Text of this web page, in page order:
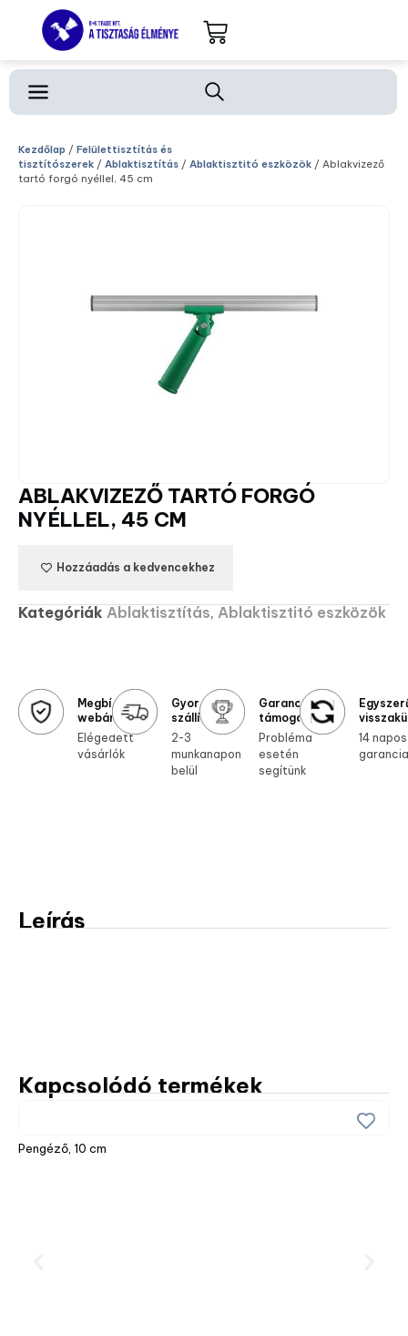
Kezdőlap / Felülettisztítás és
tisztítószerek / Ablaktisztítás / Ablaktisztitó eszközök / Ablakvizező
tartó forgó nyéllel, 45 cm
ABLAKVIZEZŐ TARTÓ FORGÓ
NYÉLLEL, 45 CM
Hozzáadás a kedvencekhez
Kategóriák Ablaktisztítás, Ablaktisztitó eszközök
Megbízható
webáruház
Elégedett
vásárlók
Gyors
szállítás
2-3
munkanapon
belül
Garanciális
támogatás
Probléma
esetén
segítünk
14 napos
garancia
Leírás
Kapcsolódó termékek
Pengéző, 10 cm